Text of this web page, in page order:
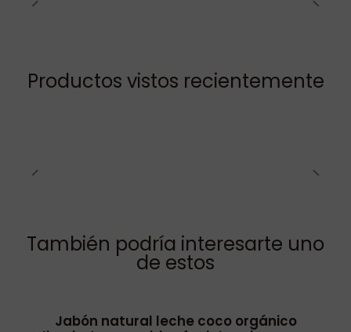
Productos vistos recientemente
También podría interesarte uno
de estos
Jabón natural leche coco orgánico